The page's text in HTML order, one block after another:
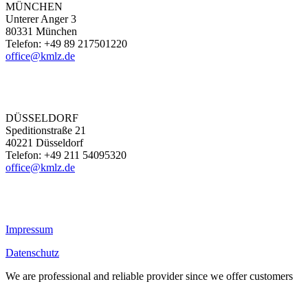
MÜNCHEN
Unterer Anger 3
80331 München
Telefon: +49 89 217501220
office@kmlz.de
DÜSSELDORF
Speditionstraße 21
40221 Düsseldorf
Telefon: +49 211 54095320
office@kmlz.de
Impressum
Datenschutz
We are professional and reliable provider since we offer customers